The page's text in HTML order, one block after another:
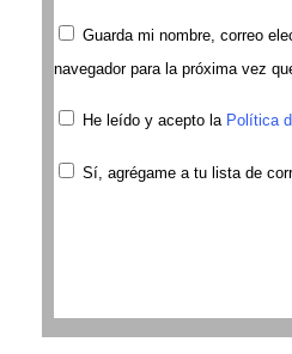
Guarda mi nombre, correo
navegador para la próxima vez
He leído y acepto la Política
Sí, agrégame a tu lista de